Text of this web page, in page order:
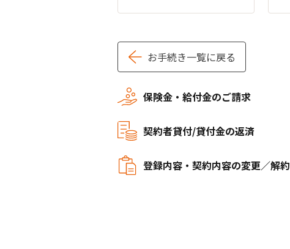
お手続き一覧に戻る
保険金・給付金のご請求
契約者貸付/貸付金の返済
登録内容・契約内容の変更／解約